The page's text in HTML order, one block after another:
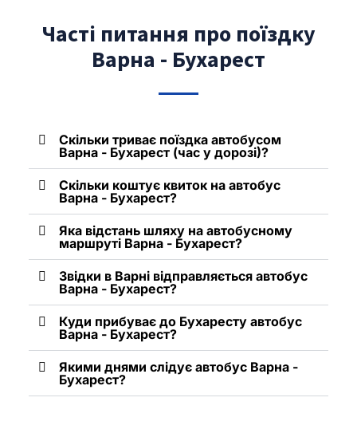
Часті питання про поїздку
Варна - Бухарест
Скільки триває поїздка автобусом
Варна - Бухарест (час у дорозі)?
Скільки коштує квиток на автобус
Варна - Бухарест?
Яка відстань шляху на автобусному
маршруті Варна - Бухарест?
Звідки в Варні відправляється автобус
Варна - Бухарест?
Куди прибуває до Бухаресту автобус
Варна - Бухарест?
Якими днями слідує автобус Варна -
Бухарест?